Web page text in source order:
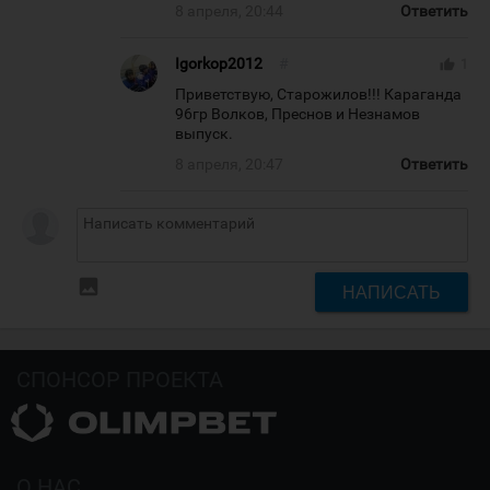
Ответить
Igorkop2012
Приветствую, Старожилов!!! Караганда
96гр Волков, Преснов и Незнамов
выпуск.
Ответить
НАПИСАТЬ